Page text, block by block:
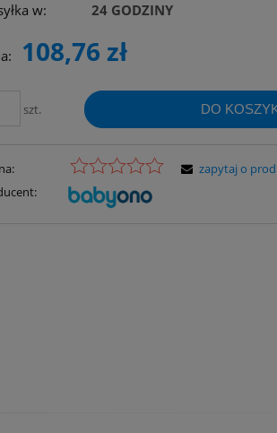
w:
24 GODZINY
108,76 zł
szt. DO
zapytaj o